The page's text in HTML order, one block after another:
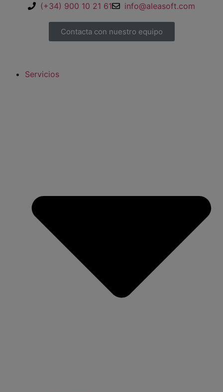
(+34) 900 10 21 61 info@aleasoft.com
Contacta con nuestro equipo
Servicios